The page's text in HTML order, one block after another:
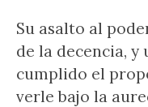
Su asalto al
de la decencia, y
cumplido el
verle bajo la